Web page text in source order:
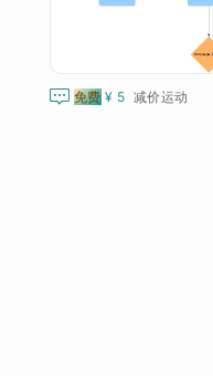
 免费 ¥ 5 减价运动